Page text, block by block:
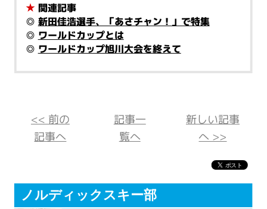
★ 関連記事
◎ 新田佳浩選手、「あさチャン！」で特集
◎ ワールドカップとは
◎ ワールドカップ旭川大会を終えて
<< 前の
記事へ
記事一
覧へ
新しい記事
へ >>
ノルディックスキー部